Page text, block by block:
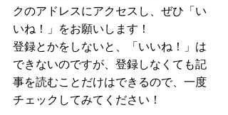
クのアドレスにアクセスし、ぜひ「い
いね！」をお願いします！
登録とかをしないと、「いいね！」は
できないのですが、登録しなくても記
事を読むことだけはできるので、一度
チェックしてみてください！